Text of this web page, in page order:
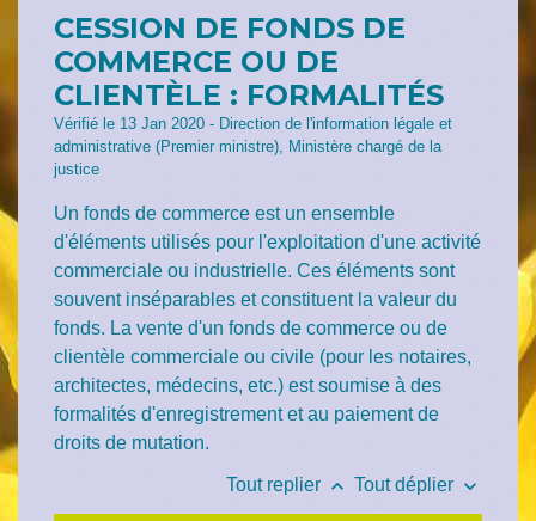
CESSION DE FONDS DE
COMMERCE OU DE
CLIENTÈLE : FORMALITÉS
Vérifié le 13 Jan 2020 - Direction de l'information légale et
administrative (Premier ministre), Ministère chargé de la
justice
Un fonds de commerce est un ensemble
d'éléments utilisés pour l'exploitation d'une activité
commerciale ou industrielle. Ces éléments sont
souvent inséparables et constituent la valeur du
fonds. La vente d'un fonds de commerce ou de
clientèle commerciale ou civile (pour les notaires,
architectes, médecins, etc.) est soumise à des
formalités d'enregistrement et au paiement de
droits de mutation.
Tout replier keyboard_arrow_up Tout déplier keyboard_arrow_down